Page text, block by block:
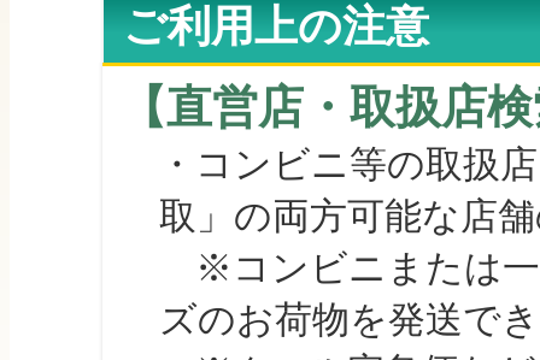
ご利用上の注意
【直営店・取扱店
・コンビニ等の取扱
取」の両方可能な店
※コンビニまたは一
ズのお荷物を発送で